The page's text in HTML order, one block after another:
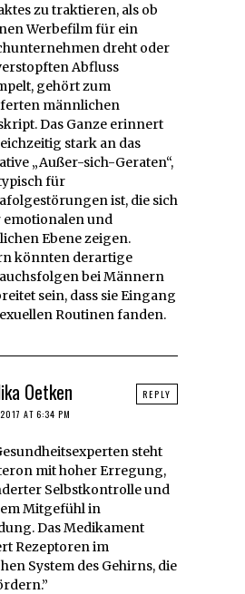
zu traktieren, als ob
Werbefilm für ein
dreht oder
Abfluss
gehört zum
männlichen
Das Ganze erinnert
stark an das
„Außer-sich-Geraten“,
für
ist, die sich
emotionalen und
Ebene zeigen.
könnten derartige
bei Männern
sein, dass sie Eingang
Routinen fanden.
Oetken
AT 6:34 PM
steht
mit hoher Erregung,
Selbstkontrolle und
Mitgefühl in
Das Medikament
Rezeptoren im
System des Gehirns, die
REPLY